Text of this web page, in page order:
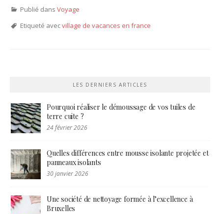
Publié dans Voyage
Etiqueté avecvillage de vacances en france
LES DERNIERS ARTICLES
Pourquoi réaliser le démoussage de vos tuiles de
terre cuite ?
24 février 2026
Quelles différences entre mousse isolante projetée et
panneaux isolants
30 janvier 2026
Une société de nettoyage formée à l’excellence à
Bruxelles